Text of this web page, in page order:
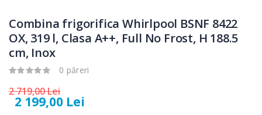
Combina frigorifica Whirlpool BSNF 8422
OX, 319 l, Clasa A++, Full No Frost, H 188.5
cm, Inox
0 păreri
2 719,00 Lei
2 199,00 Lei